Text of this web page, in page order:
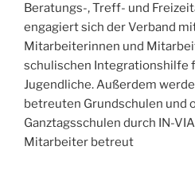
Beratungs-, Treff- und
engagiert sich der Verband
Mitarbeiterinnen und
schulischen Integrationshilfe
Jugendliche. Außerdem
betreuten Grundschulen und
Ganztagsschulen durch IN-
Mitarbeiter betreut